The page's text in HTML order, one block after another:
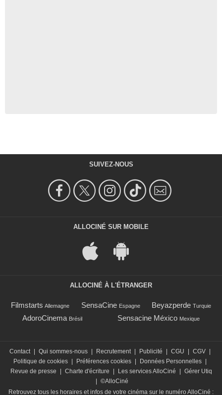
SUIVEZ-NOUS
ALLOCINÉ SUR MOBILE
ALLOCINÉ À L'ÉTRANGER
Filmstarts Allemagne SensaCine Espagne Beyazperde Turquie
AdoroCinema Brésil Sensacine México Mexique
Contact | Qui sommes-nous | Recrutement | Publicité | CGU | CGV |
Politique de cookies | Préférences cookies | Données Personnelles |
Revue de presse
| Charte d'écriture | Les services AlloCiné | Gérer Utiq
| ©AlloCiné
Retrouvez tous les horaires et infos de votre cinéma sur le numéro AlloCiné :